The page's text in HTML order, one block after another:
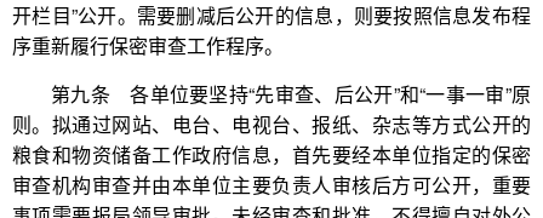
开栏目”公开。需要删减后公开的信息，则要按照信息发布程
序重新履行保密审查工作程序。
第九条 各单位要坚持“先审查、后公开”和“一事一审”原
则。拟通过网站、电台、电视台、报纸、杂志等方式公开的
粮食和物资储备工作政府信息，首先要经本单位指定的保密
审查机构审查并由本单位主要负责人审核后方可公开，重要